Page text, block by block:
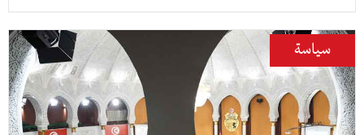
سياسة